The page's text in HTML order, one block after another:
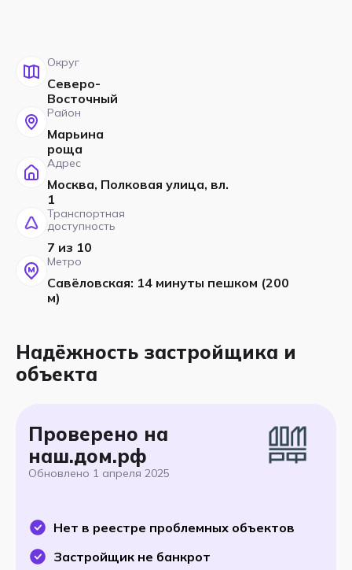
Округ
Северо-
Восточный
Район
Марьина
роща
Адрес
Москва, Полковая улица, вл.
1
Транспортная
доступность
7 из 10
Метро
Савёловская: 14 минуты пешком (200
м)
Надёжность застройщика и
объекта
Проверено на
наш.дом.рф
Обновлено 1 апреля 2025
Нет в реестре проблемных объектов
Застройщик не банкрот